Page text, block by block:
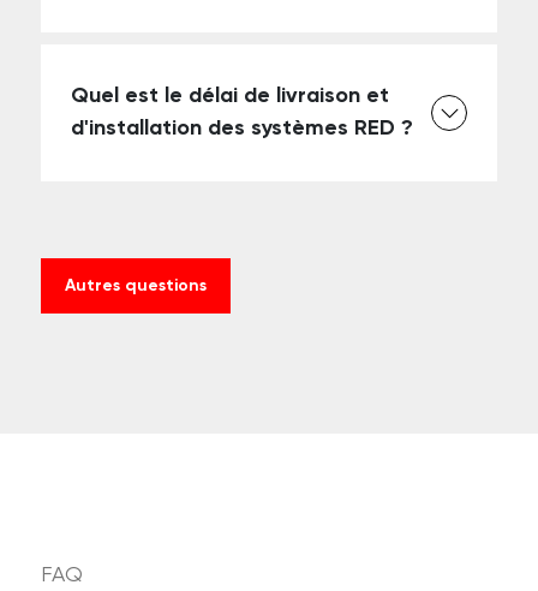
Quel est le délai de livraison et
d'installation des systèmes RED ?
Autres questions
FAQ